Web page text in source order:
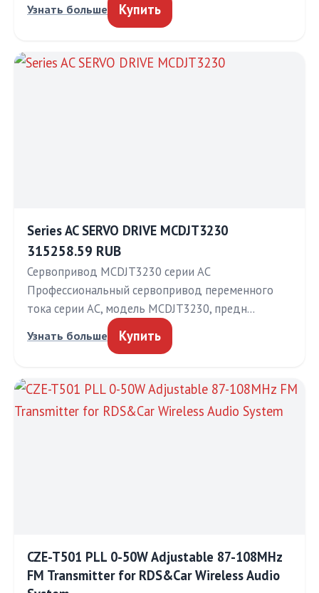
Узнать больше Купить
Series AC SERVO DRIVE MCDJT3230
315258.59 RUB
Сервопривод MCDJT3230 серии AC
Профессиональный сервопривод переменного
тока серии AC, модель MCDJT3230, предн…
Узнать больше Купить
CZE-T501 PLL 0-50W Adjustable 87-108MHz
FM Transmitter for RDS&Car Wireless Audio